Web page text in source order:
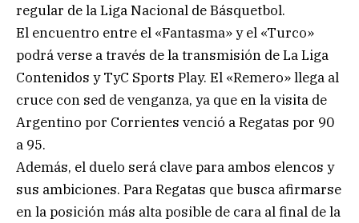
regular de la Liga Nacional de Básquetbol.
El encuentro entre el «Fantasma» y el «Turco»
podrá verse a través de la transmisión de La Liga
Contenidos y TyC Sports Play. El «Remero» llega al
cruce con sed de venganza, ya que en la visita de
Argentino por Corrientes venció a Regatas por 90
a 95.
Además, el duelo será clave para ambos elencos y
sus ambiciones. Para Regatas que busca afirmarse
en la posición más alta posible de cara al final de la